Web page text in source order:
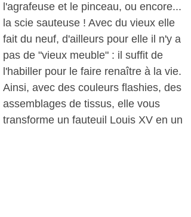
l'agrafeuse et le pinceau, ou encore...
la scie sauteuse ! Avec du vieux elle
fait du neuf, d'ailleurs pour elle il n'y a
pas de "vieux meuble" : il suffit de
l'habiller pour le faire renaître à la vie.
Ainsi, avec des couleurs flashies, des
assemblages de tissus, elle vous
transforme un fauteuil Louis XV en un